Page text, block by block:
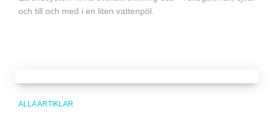
och till och med i en liten vattenpöl.
ALLA ARTIKLAR